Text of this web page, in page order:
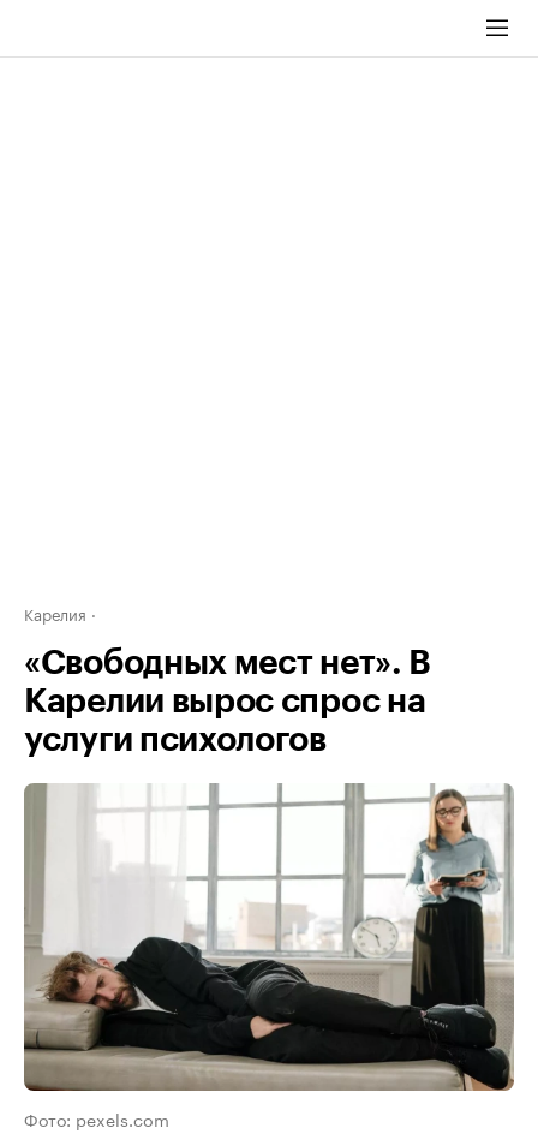
Карелия
«Свободных мест нет». В
Карелии вырос спрос на
услуги психологов
Фото: pexels.com